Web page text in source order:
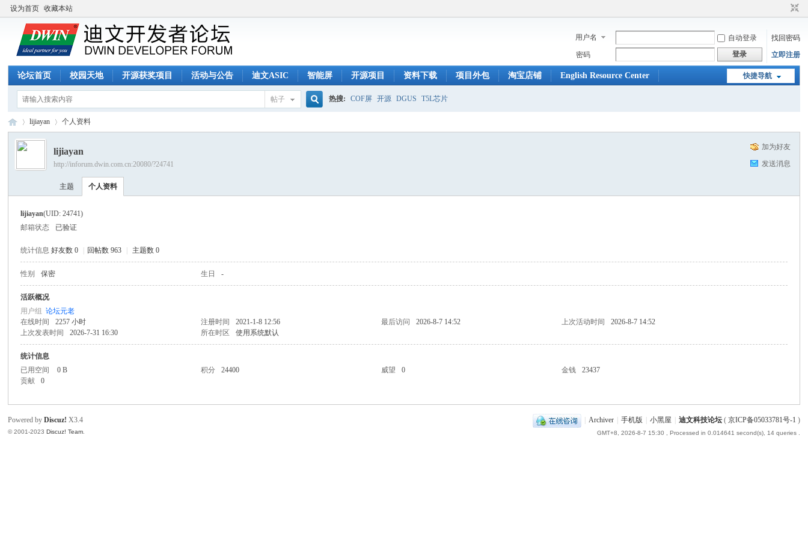
设为首页 收藏本站
用户名 自动登录
找回密码
密码
登录 立即注册
快捷导航
论坛首页 校园天地 开源获奖项目 活动与公告 迪文ASIC 智能屏 开源项目 资料下载 项目外包 淘宝店铺 English Resource Center
帖子 热搜: COF屏 开源 DGUS T5L芯片
›
lijiayan 个人资料
加为好友
发送消息
lijiayan
http://inforum.dwin.com.cn:20080/?24741
主题 个人资料
lijiayan(UID: 24741)
邮箱状态
已验证
统计信息 好友数 0 回帖数 963 主题数 0
性别 保密 生日 -
活跃概况
用户组论坛元老
在线时间
2257 小时 注册时间 2021-1-8 12:56 最后访问 2026-8-7 14:52 上次活动时间
2026-8-7 14:52
上次发表时间
2026-7-31 16:30 所在时区 使用系统默认
统计信息
已用空间
0 B 积分 24400 威望 0 金钱
23437
贡献
0
Archiver 手机版 小黑屋 迪文科技论坛( 京ICP备05033781号-1 )
GMT+8, 2026-8-7 15:30 , Processed in 0.014641 second(s), 14 queries .
Powered byDiscuz! X3.4
© 2001-2023Discuz! Team